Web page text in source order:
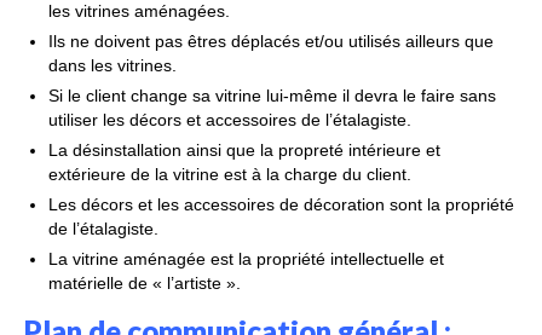
les vitrines aménagées.
Ils ne doivent pas êtres déplacés et/ou utilisés ailleurs que
dans les vitrines.
Si le client change sa vitrine lui-même il devra le faire sans
utiliser les décors et accessoires de l’étalagiste.
La désinstallation ainsi que la propreté intérieure et
extérieure de la vitrine est à la charge du client.
Les décors et les accessoires de décoration sont la propriété
de l’étalagiste.
La vitrine aménagée est la propriété intellectuelle et
matérielle de « l’artiste ».